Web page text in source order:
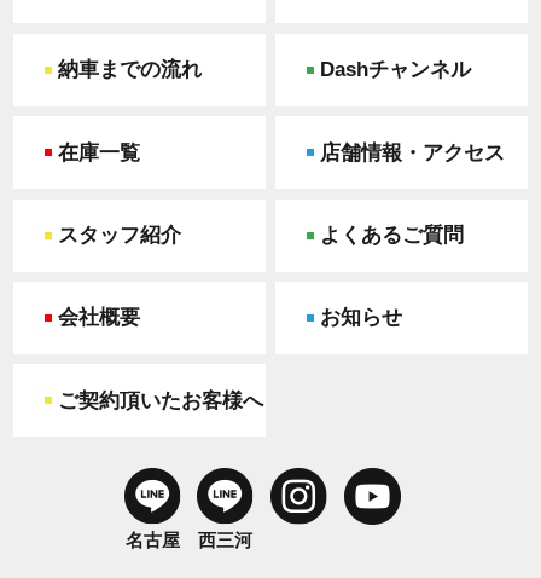
納車までの流れ Dashチャンネル
在庫一覧 店舗情報・アクセス
スタッフ紹介 よくあるご質問
会社概要 お知らせ
ご契約頂いたお客様へ
名古屋 西三河